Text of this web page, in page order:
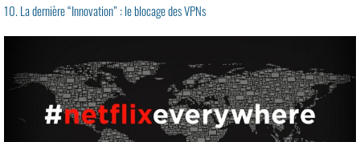
10. La dernière “Innovation” : le blocage des VPNs